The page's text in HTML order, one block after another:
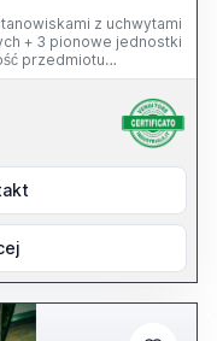
z uchwytami
+ 3 pionowe jednostki
przedmiotu
- Jednostka napędowa
- 12 tulei zaciskowych
Czas indeksowania 0,5